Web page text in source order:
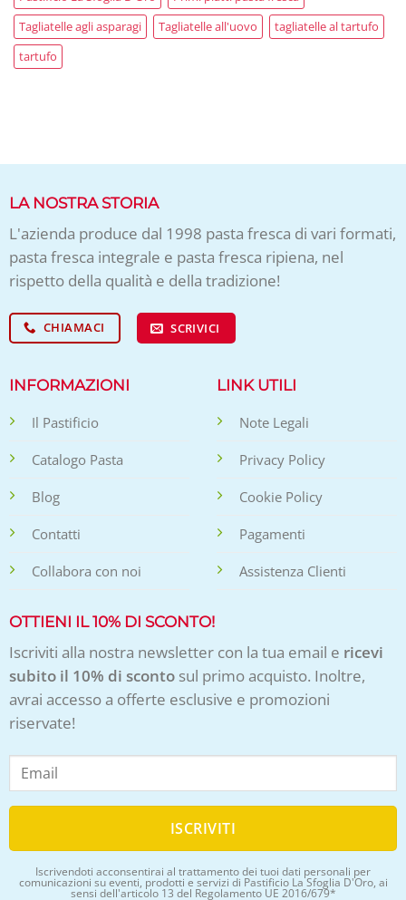
Tagliatelle agli asparagi
Tagliatelle all'uovo
tagliatelle al tartufo
tartufo
LA NOSTRA STORIA
L'azienda produce dal 1998 pasta fresca di vari formati,
pasta fresca integrale e pasta fresca ripiena, nel
rispetto della qualità e della tradizione!
CHIAMACI SCRIVICI
INFORMAZIONI
Il Pastificio
Catalogo Pasta
Blog
Contatti
Collabora con noi
LINK UTILI
Note Legali
Privacy Policy
Cookie Policy
Pagamenti
Assistenza Clienti
OTTIENI IL 10% DI SCONTO!
Iscriviti alla nostra newsletter con la tua email e ricevi
subito il 10% di scontosul primo acquisto. Inoltre,
avrai accesso a offerte esclusive e promozioni
riservate!
Iscrivendoti acconsentirai al trattamento dei tuoi dati personali per
comunicazioni su eventi, prodotti e servizi di Pastificio La Sfoglia D'Oro, ai
sensi dell'articolo 13 del Regolamento UE 2016/679*